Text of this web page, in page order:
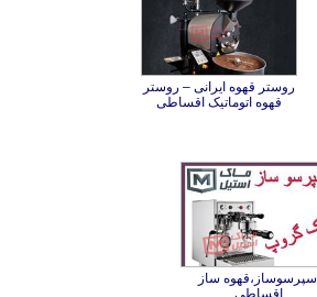
روستر قهوه ایرانی – روستر
قهوه اتوماتیک اقساطی
اسپرسوساز،قهوه ساز